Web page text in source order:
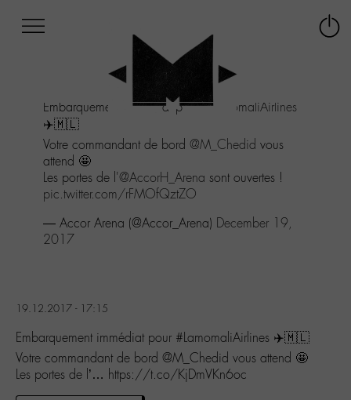
menu
Aller
au
contenu
Aller
recherche
Embarquement immédiat pour#LamomaliAirlines
✈️🇲🇱
Votre commandant de bord @M_Chedid vous
attend 🤩
Les portes de l'@AccorH_Arena sont ouvertes !
pic.twitter.com/rFMOfQztZO
— Accor Arena (@Accor_Arena) December 19,
2017
19.12.2017 - 17:15
Embarquement immédiat pour #LamomaliAirlines ✈️🇲🇱
Votre commandant de bord @M_Chedid vous attend 🤩
Les portes de l’… https://t.co/KjDmVKn6oc